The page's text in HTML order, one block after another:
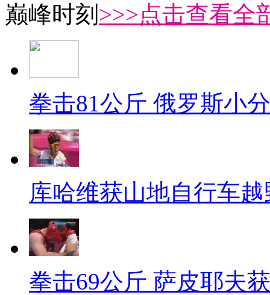
巅峰时刻 >>>点击查看全
拳击81公斤 俄罗斯小
库哈维获山地自行车
拳击69公斤 萨皮耶夫